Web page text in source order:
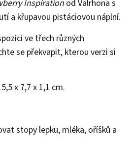
Inspiration od Valrhona s
a křupavou pistáciovou náplní.
ve třech různých
se překvapit, kterou verzi si
x 7,7 x 1,1 cm.
stopy lepku, mléka, oříšků a